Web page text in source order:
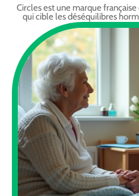
Circles est une marque
qui cible les déséquilibres